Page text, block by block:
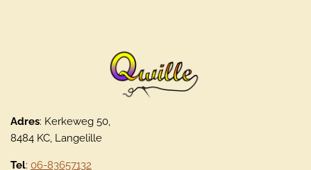
Adres: Kerkeweg 50,
8484 KC, Langelille
Tel: 06-83657132